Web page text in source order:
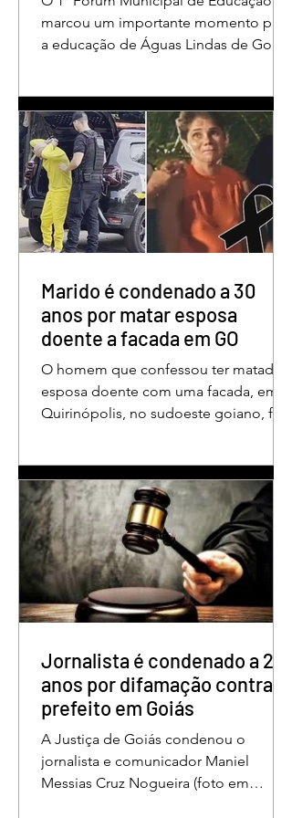
em Águas Lindas
marcou um importante momento para
a educação de Águas Lindas de Goiás,
para promover conhecimento,
reflexão, troca de experiências e
valorização daqueles que exercem um
papel fundamental na formação das
futuras gerações. Durante o evento, o
secretário municipal de Educação,
Denildson Oliveira, destacou que o
aos educadores muito mais do que
Marido é condenado a 30
anos por matar esposa
doente a facada em GO
O homem que confessou ter matado a
esposa doente com uma facada, em
Quirinópolis, no sudoeste goiano, foi
em outubro de 2025, na casa do casal.
À época, Cléria Rosa de Moraes se
recuperava de um Acidente Vascular
Cerebral (AVC) e estava em condição
de fragilidade física. De acordo com o
processo, Cléria foi morta com um
único golpe de faca no pescoço,
repousando, desferido pelo
Jornalista é condenado a 2
anos por difamação contra
prefeito em Goiás
A Justiça de Goiás condenou o
jornalista e comunicador Maniel
Messias Cruz Nogueira (foto em